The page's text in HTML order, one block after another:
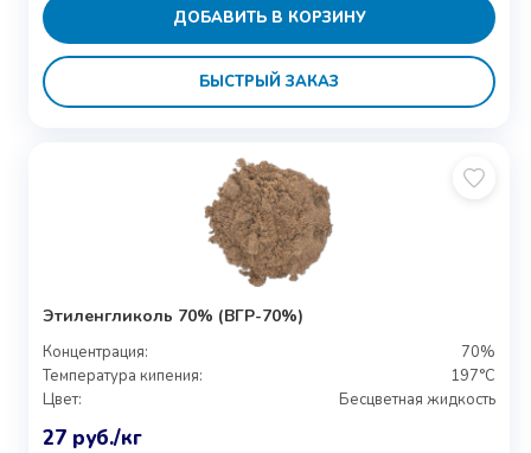
ДОБАВИТЬ В КОРЗИНУ
БЫСТРЫЙ ЗАКАЗ
Этиленгликоль 70% (ВГР-70%)
Концентрация:
70%
Температура кипения:
197°C
Цвет:
Бесцветная жидкость
27 руб./кг